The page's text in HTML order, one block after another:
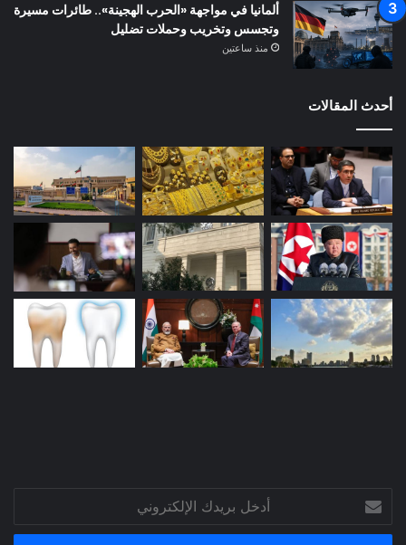
ألمانيا في مواجهة «الحرب الهجينة».. طائرات مسيرة
وتجسس وتخريب وحملات تضليل
منذ ساعتين
أحدث المقالات
بريدك
الإلكتروني